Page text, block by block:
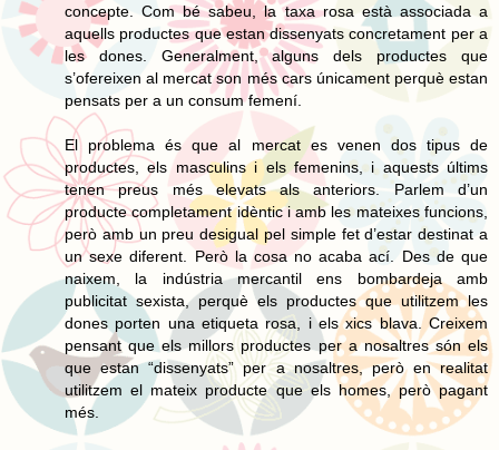
concepte. Com bé sabeu, la taxa rosa està associada a
aquells productes que estan dissenyats concretament per a
les dones. Generalment, alguns dels productes que
s’ofereixen al mercat son més cars únicament perquè estan
pensats per a un consum femení.
El problema és que al mercat es venen dos tipus de
productes, els masculins i els femenins, i aquests últims
tenen preus més elevats als anteriors. Parlem d’un
producte completament idèntic i amb les mateixes funcions,
però amb un preu desigual pel simple fet d’estar destinat a
un sexe diferent. Però la cosa no acaba ací. Des de que
naixem, la indústria mercantil ens bombardeja amb
publicitat sexista, perquè els productes que utilitzem les
dones porten una etiqueta rosa, i els xics blava. Creixem
pensant que els millors productes per a nosaltres són els
que estan “dissenyats” per a nosaltres, però en realitat
utilitzem el mateix producte que els homes, però pagant
més.